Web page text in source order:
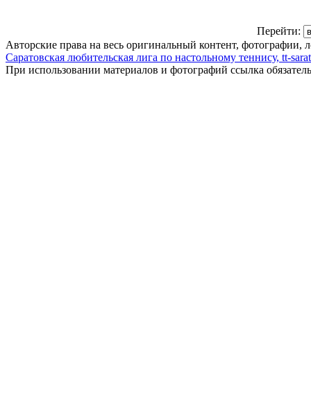
Перейти:
Авторские права на весь оригинальный контент, фотографии,
Саратовская любительская лига по настольному теннису, tt-
При использовании материалов и фотографий ссылка